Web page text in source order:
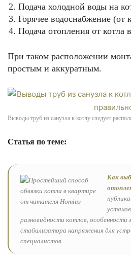
Подача холодной воды на
Горячее водоснабжение (от
Подача отопления от котла
При таком расположении
простым и аккуратным.
Выводы труб из санузла к котлу следует
Статья по теме:
Как
разновидности котлов,
стабилизатора напряжения для
специалистов.